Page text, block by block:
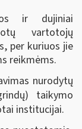
ir dujiniai
vartotojų
per kuriuos jie
reikmėms.
nurodytų
taikymo
institucijai.